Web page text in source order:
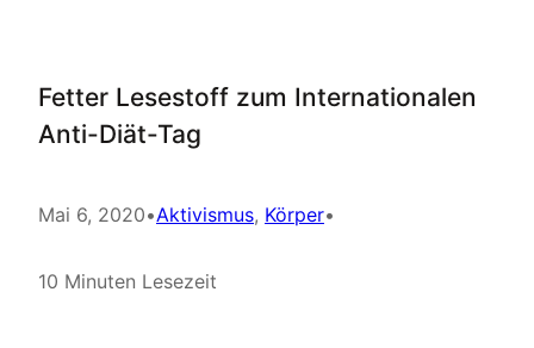
Fetter Lesestoff zum Internationalen
Anti-Diät-Tag
Mai 6, 2020•Aktivismus, Körper•
10 Minuten Lesezeit